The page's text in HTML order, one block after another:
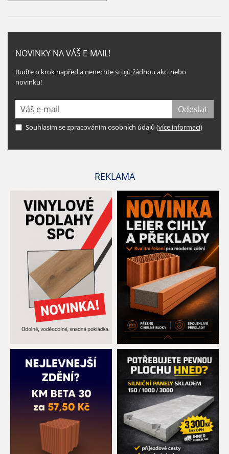
NOVINKY NA VÁŠ E-MAIL!
Buďte o krok napřed a nenechte si ujít žádnou akci nebo
novinku!
Souhlasím se zpracováním osobních údajů (více informací)
REKLAMA